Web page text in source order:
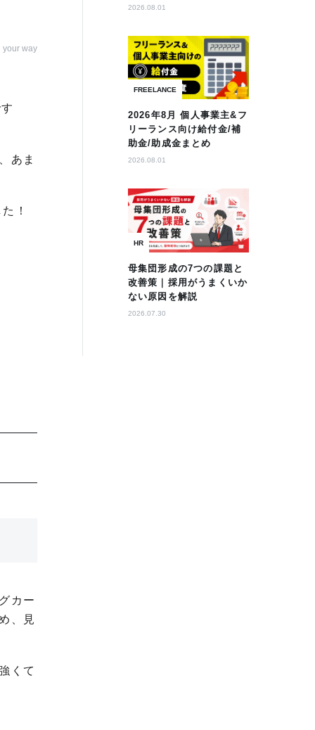
your way
あま
！
カー
、見
くて
2026.08.01
FREELANCE
2026年8月 個人事業主&フ
リーランス向け給付金/補
助金/助成金まとめ
2026.08.01
HR
母集団形成の7つの課題と
改善策｜採用がうまくいか
ない原因を解説
2026.07.30